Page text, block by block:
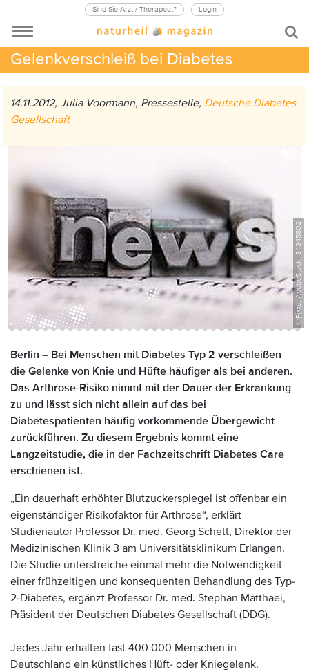
Sind Sie Arzt / Therapeut? Login
Gelenkverschleiß bei Diabetes
14.11.2012, Julia Voormann, Pressestelle, Deutsche Diabetes
Gesellschaft
©Pixxs, AdobeStock_34345802
Anzeige:
Berlin – Bei Menschen mit Diabetes Typ 2 verschleißen
die Gelenke von Knie und Hüfte häufiger als bei anderen.
Das Arthrose-Risiko nimmt mit der Dauer der Erkrankung
zu und lässt sich nicht allein auf das bei
Diabetespatienten häufig vorkommende Übergewicht
zurückführen. Zu diesem Ergebnis kommt eine
Langzeitstudie, die in der Fachzeitschrift Diabetes Care
erschienen ist.
„Ein dauerhaft erhöhter Blutzuckerspiegel ist offenbar ein
eigenständiger Risikofaktor für Arthrose“, erklärt
Studienautor Professor Dr. med. Georg Schett, Direktor der
Medizinischen Klinik 3 am Universitätsklinikum Erlangen.
Die Studie unterstreiche einmal mehr die Notwendigkeit
einer frühzeitigen und konsequenten Behandlung des Typ-
2-Diabetes, ergänzt Professor Dr. med. Stephan Matthaei,
Präsident der Deutschen Diabetes Gesellschaft (DDG).
Jedes Jahr erhalten fast 400 000 Menschen in
Deutschland ein künstliches Hüft- oder Kniegelenk.